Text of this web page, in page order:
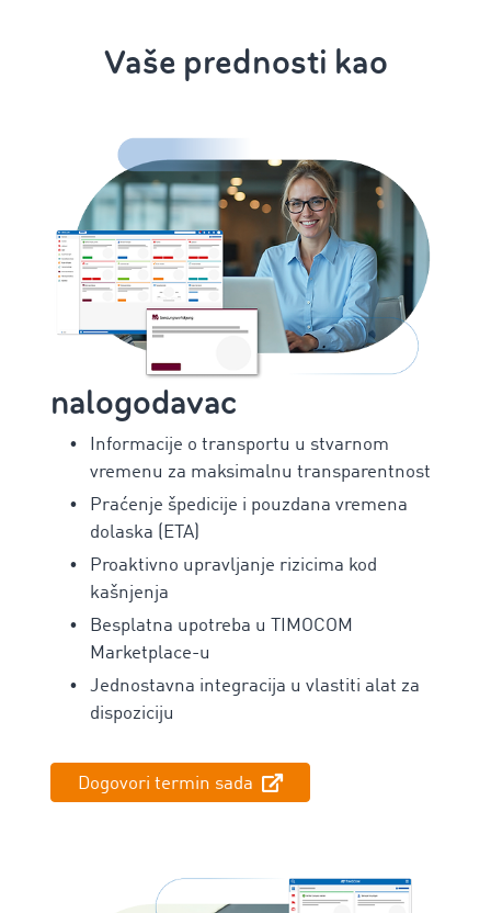
Vaše prednosti kao
nalogodavac
Informacije o transportu u stvarnom
vremenu za maksimalnu transparentnost
Praćenje špedicije i pouzdana vremena
dolaska (ETA)
Proaktivno upravljanje rizicima kod
kašnjenja
Besplatna upotreba u TIMOCOM
Marketplace-u
Jednostavna integracija u vlastiti alat za
dispoziciju
Dogovori termin sada